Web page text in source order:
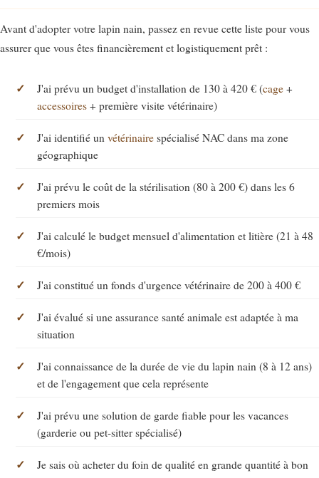
Avant d'adopter votre lapin nain, passez en revue cette liste pour vous
assurer que vous êtes financièrement et logistiquement prêt :
J'ai prévu un budget d'installation de 130 à 420 € (cage +
accessoires + première visite vétérinaire)
J'ai identifié un vétérinaire spécialisé NAC dans ma zone
géographique
J'ai prévu le coût de la stérilisation (80 à 200 €) dans les 6
premiers mois
J'ai calculé le budget mensuel d'alimentation et litière (21 à 48
€/mois)
J'ai constitué un fonds d'urgence vétérinaire de 200 à 400 €
J'ai évalué si une assurance santé animale est adaptée à ma
situation
J'ai connaissance de la durée de vie du lapin nain (8 à 12 ans)
et de l'engagement que cela représente
J'ai prévu une solution de garde fiable pour les vacances
(garderie ou pet-sitter spécialisé)
Je sais où acheter du foin de qualité en grande quantité à bon